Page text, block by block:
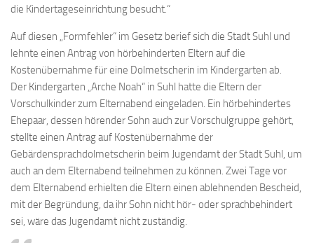
die Kindertageseinrichtung besucht.“
Auf diesen „Formfehler“ im Gesetz berief sich die Stadt Suhl und
lehnte einen Antrag von hörbehinderten Eltern auf die
Kostenübernahme für eine Dolmetscherin im Kindergarten ab.
Der Kindergarten „Arche Noah“ in Suhl hatte die Eltern der
Vorschulkinder zum Elternabend eingeladen. Ein hörbehindertes
Ehepaar, dessen hörender Sohn auch zur Vorschulgruppe gehört,
stellte einen Antrag auf Kostenübernahme der
Gebärdensprachdolmetscherin beim Jugendamt der Stadt Suhl, um
auch an dem Elternabend teilnehmen zu können. Zwei Tage vor
dem Elternabend erhielten die Eltern einen ablehnenden Bescheid,
mit der Begründung, da ihr Sohn nicht hör- oder sprachbehindert
sei, wäre das Jugendamt nicht zuständig.